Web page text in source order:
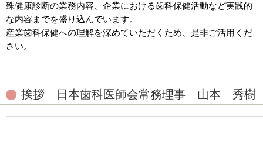
殊健康診断の業務内容、企業における歯科保健活動など実践的
な内容までを盛り込んでいます。
産業歯科保健への理解を深めていただくため、是非ご活用くだ
さい。
挨拶 日本歯科医師会常務理事 山本 秀樹